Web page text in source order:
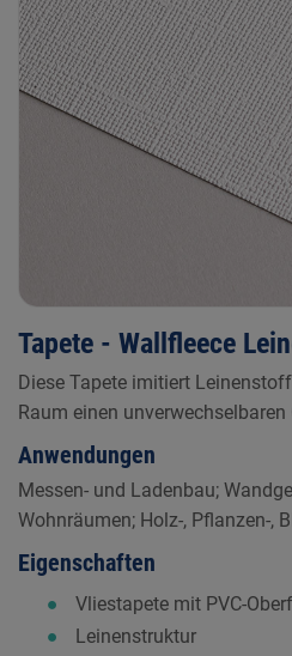
Tapete - Wallfleece
Diese Tapete imitiert
Raum einen unverwechselbaren
Anwendungen
Messen- und Ladenbau;
Wohnräumen; Holz-, Pflanzen-,
Eigenschaften
Vliestapete mit PVC-
Leinenstruktur